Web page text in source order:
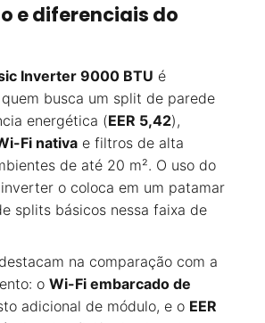
e diferenciais do
Inverter 9000 BTU é
busca um split de parede
energética (EER 5,42),
Fi nativa e filtros de alta
de até 20 m². O uso do
o coloca em um patamar
splits básicos nessa faixa de
na comparação com a
o Wi-Fi embarcado de
adicional de módulo, e o EER